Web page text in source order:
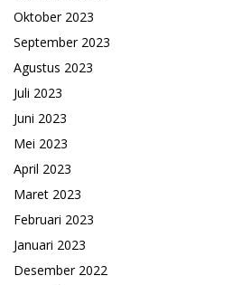
Oktober 2023
September 2023
Agustus 2023
Juli 2023
Juni 2023
Mei 2023
April 2023
Maret 2023
Februari 2023
Januari 2023
Desember 2022